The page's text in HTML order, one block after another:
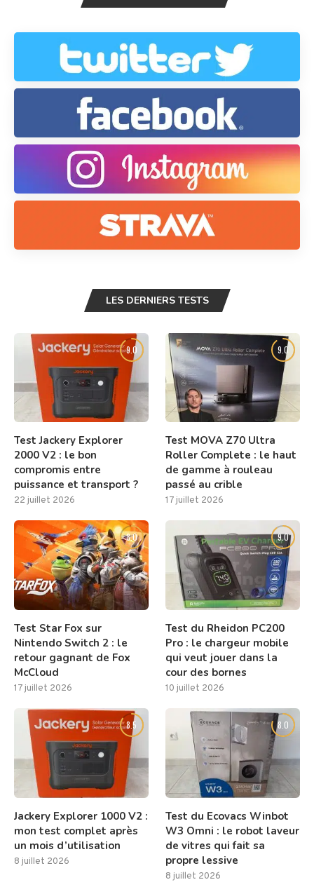
LES DERNIERS TESTS
9.0
Test Jackery Explorer
2000 V2 : le bon
compromis entre
puissance et transport ?
22 juillet 2026
9.0
Test MOVA Z70 Ultra
Roller Complete : le haut
de gamme à rouleau
passé au crible
17 juillet 2026
8.0
Test Star Fox sur
Nintendo Switch 2 : le
retour gagnant de Fox
McCloud
17 juillet 2026
9.0
Test du Rheidon PC200
Pro : le chargeur mobile
qui veut jouer dans la
cour des bornes
10 juillet 2026
8.5
Jackery Explorer 1000 V2 :
mon test complet après
un mois d’utilisation
8 juillet 2026
8.0
Test du Ecovacs Winbot
W3 Omni : le robot laveur
de vitres qui fait sa
propre lessive
8 juillet 2026